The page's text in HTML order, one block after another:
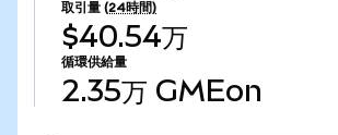
取引量 (24時間)
$40.54万
循環供給量
2.35万 GMEon